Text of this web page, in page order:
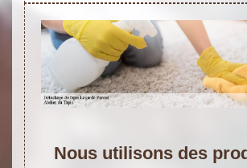
Nous utilisons des